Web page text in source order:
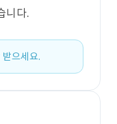
니다.
으세요.